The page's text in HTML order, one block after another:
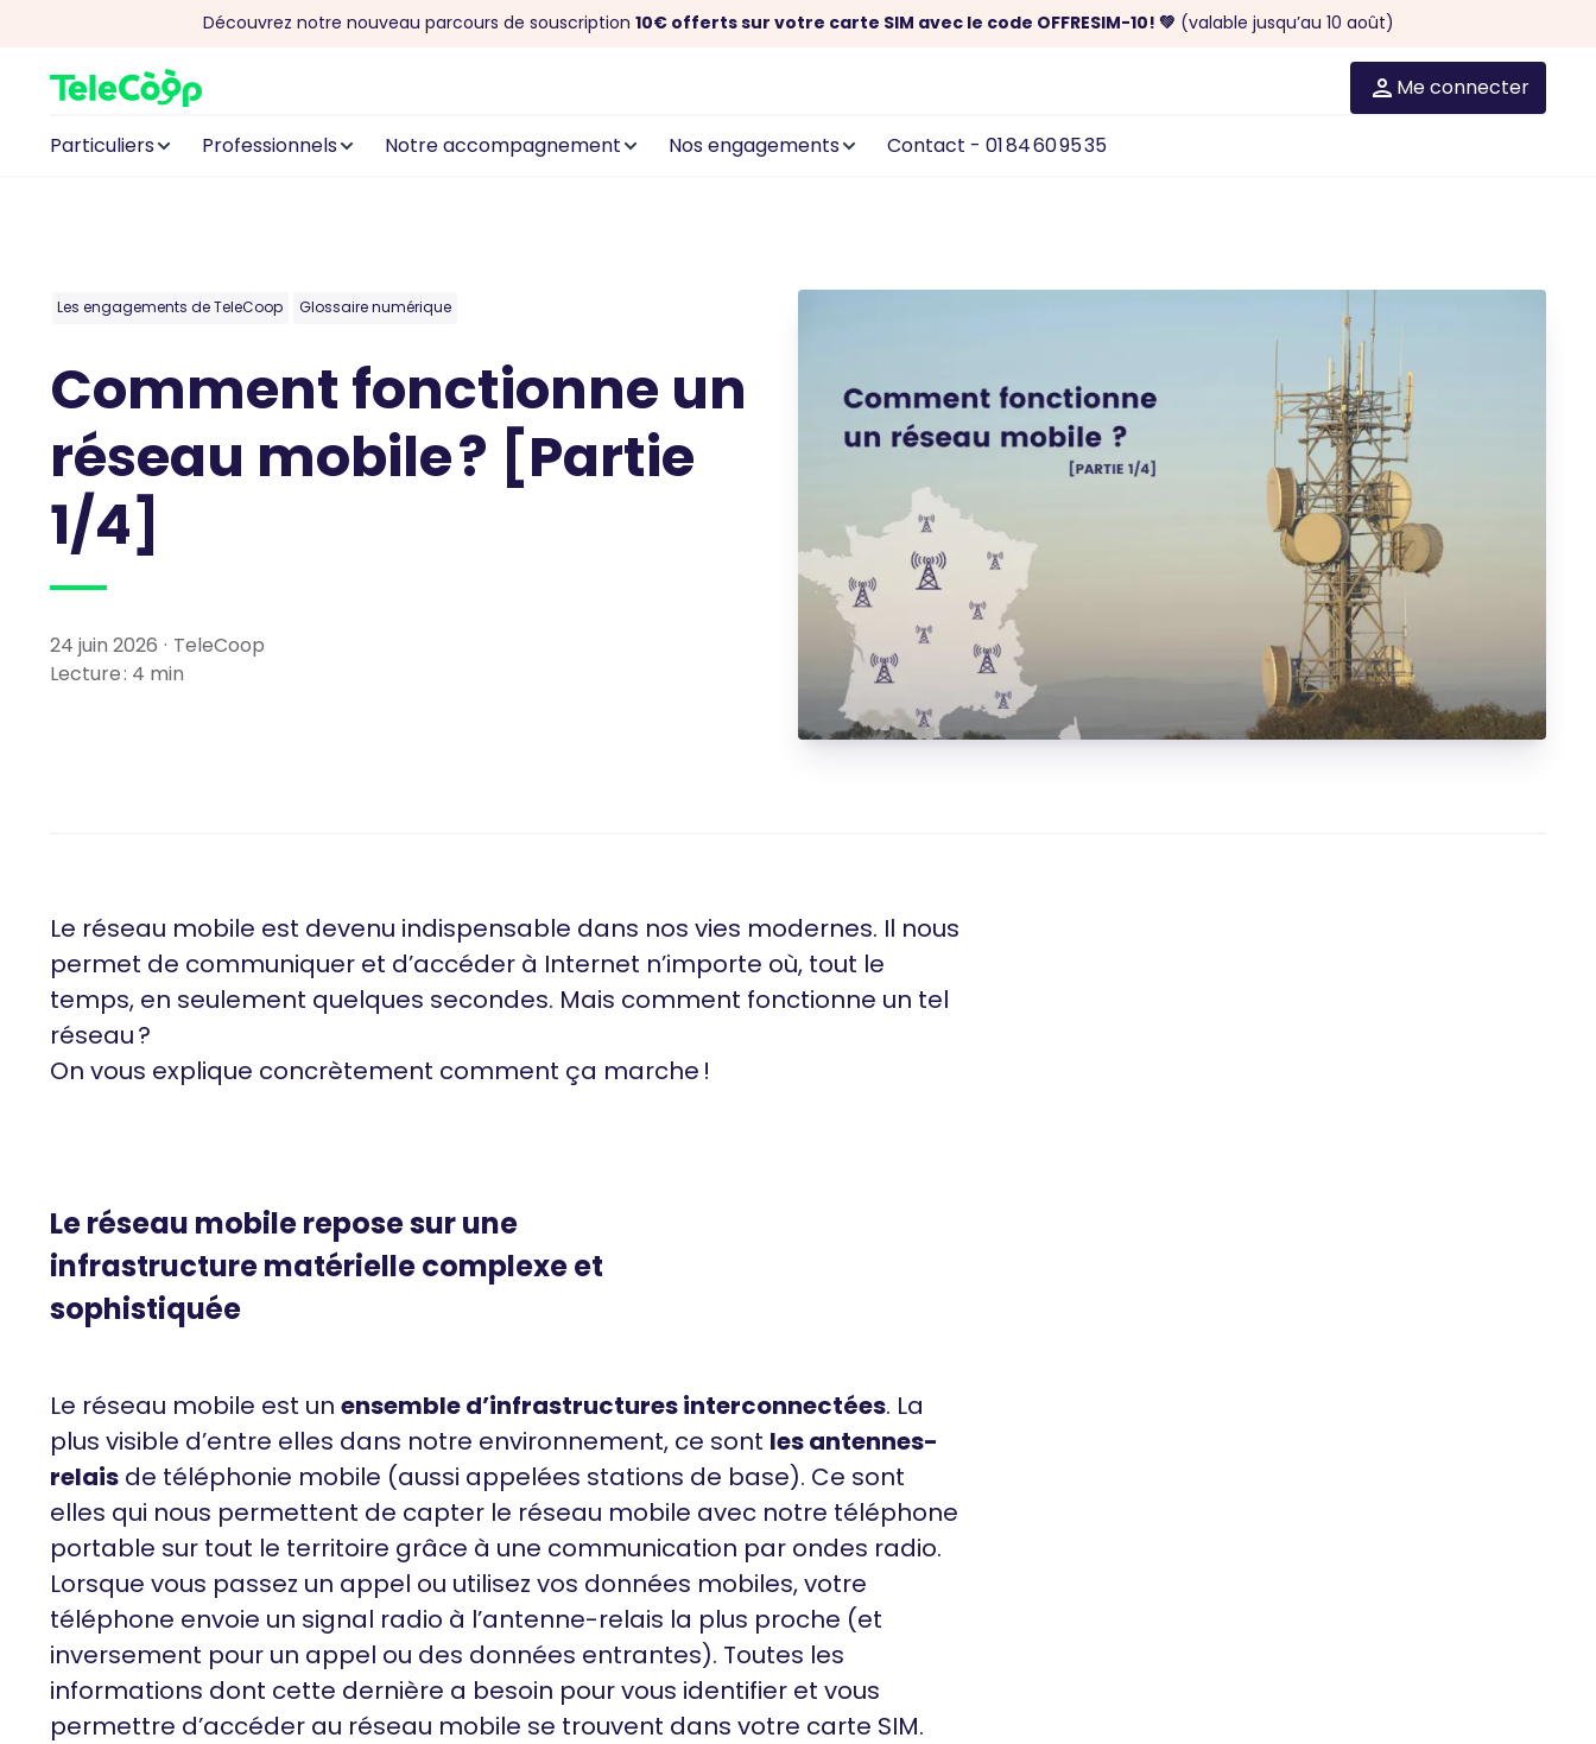
Découvrez notre nouveau parcours de souscription 10€ offerts sur votre carte SIM avec le code OFFRESIM-10! 💚 (valable jusqu’au 10 août)
Aller au contenu Me connecter
Particuliers Professionnels Notre accompagnement Nos engagements Contact - 01 84 60 95 35
Comment fonctionne un
réseau mobile ? [Partie
1/4]
Les engagements de TeleCoop Glossaire numérique
24 juin 2026 · TeleCoop
Lecture : 4 min
Le réseau mobile est devenu indispensable dans nos vies modernes. Il nous
permet de communiquer et d’accéder à Internet n’importe où, tout le
temps, en seulement quelques secondes. Mais comment fonctionne un tel
réseau ?
On vous explique concrètement comment ça marche !
Le réseau mobile repose sur une
infrastructure matérielle complexe et
sophistiquée
Le réseau mobile est un ensemble d’infrastructures interconnectées. La
plus visible d’entre elles dans notre environnement, ce sont les antennes-
relaisde téléphonie mobile (aussi appelées stations de base). Ce sont
elles qui nous permettent de capter le réseau mobile avec notre téléphone
portable sur tout le territoire grâce à une communication par ondes radio.
Lorsque vous passez un appel ou utilisez vos données mobiles, votre
téléphone envoie un signal radio à l’antenne-relais la plus proche (et
inversement pour un appel ou des données entrantes). Toutes les
informations dont cette dernière a besoin pour vous identifier et vous
permettre d’accéder au réseau mobile se trouvent dans votre carte SIM.